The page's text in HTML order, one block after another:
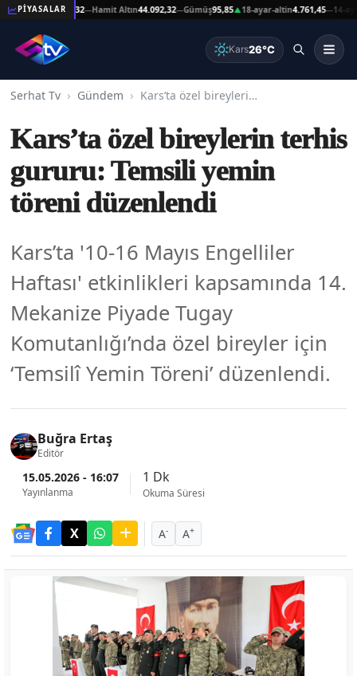
PİYASALAR
44.092,32—Hamit Altın44.092,32—Gümüş95,85▲18-ayar-altin4.761,45—14-ayar-altin
Kars26°C
Serhat Tv Gündem Kars’ta özel bireylerin terhis gururu: Temsili yemin töreni düzenlendi
Kars’ta özel bireylerin terhis
gururu: Temsili yemin
töreni düzenlendi
Kars’ta '10-16 Mayıs Engelliler
Haftası' etkinlikleri kapsamında 14.
Mekanize Piyade Tugay
Komutanlığı’nda özel bireyler için
‘Temsilî Yemin Töreni’ düzenlendi.
Buğra Ertaş
Editör
15.05.2026 - 16:07
Yayınlanma
1 Dk
Okuma Süresi
A- A+